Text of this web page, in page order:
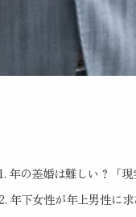
年の差婚は難しい？「
年下女性が年上男性に